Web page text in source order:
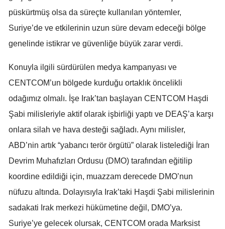
Manisa
Mardin
Muğla
Muş
Nevşehir
Niğde
Rize
Sakarya
püskürtmüş olsa da süreçte kullanılan yöntemler,
Suriye’de ve etkilerinin uzun süre devam edeceği bölge
genelinde istikrar ve güvenliğe büyük zarar verdi.
Konuyla ilgili sürdürülen medya kampanyası ve
CENTCOM’un bölgede kurduğu ortaklık öncelikli
odağımız olmalı. İşe Irak’tan başlayan CENTCOM Haşdi
Şabi milisleriyle aktif olarak işbirliği yaptı ve DEAŞ’a karşı
onlara silah ve hava desteği sağladı. Aynı milisler,
ABD’nin artık “yabancı terör örgütü” olarak listelediği İran
Devrim Muhafızları Ordusu (DMO) tarafından eğitilip
koordine edildiği için, muazzam derecede DMO’nun
nüfuzu altında. Dolayısıyla Irak’taki Haşdi Şabi milislerinin
sadakati Irak merkezi hükümetine değil, DMO’ya.
Suriye’ye gelecek olursak, CENTCOM orada Marksist